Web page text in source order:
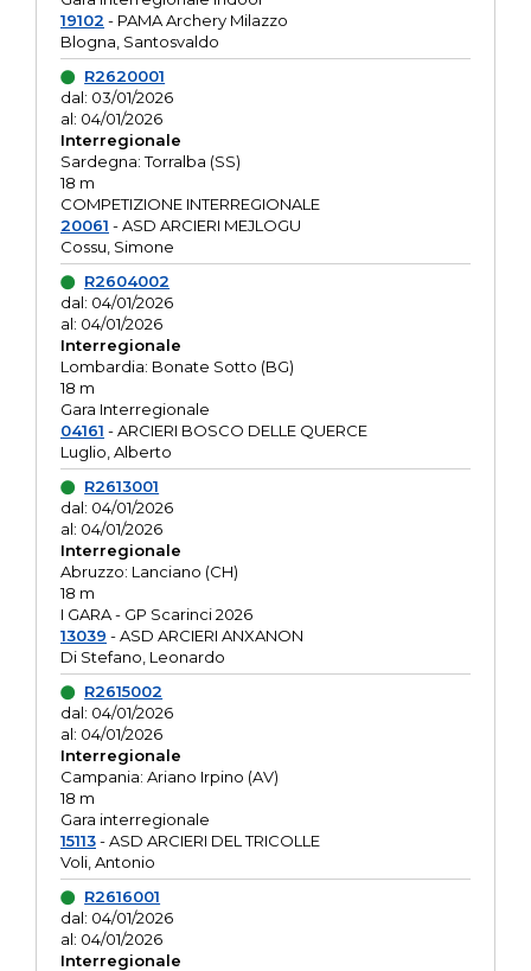
19102 - PAMA Archery Milazzo
Blogna, Santosvaldo
R2620001
dal: 03/01/2026
al: 04/01/2026
Interregionale
Sardegna: Torralba (SS)
18 m
COMPETIZIONE INTERREGIONALE
20061 - ASD ARCIERI MEJLOGU
Cossu, Simone
R2604002
dal: 04/01/2026
al: 04/01/2026
Interregionale
Lombardia: Bonate Sotto (BG)
18 m
Gara Interregionale
04161 - ARCIERI BOSCO DELLE QUERCE
Luglio, Alberto
R2613001
dal: 04/01/2026
al: 04/01/2026
Interregionale
Abruzzo: Lanciano (CH)
18 m
I GARA - GP Scarinci 2026
13039 - ASD ARCIERI ANXANON
Di Stefano, Leonardo
R2615002
dal: 04/01/2026
al: 04/01/2026
Interregionale
Campania: Ariano Irpino (AV)
18 m
Gara interregionale
15113- ASD ARCIERI DEL TRICOLLE
Voli, Antonio
R2616001
dal: 04/01/2026
al: 04/01/2026
Interregionale